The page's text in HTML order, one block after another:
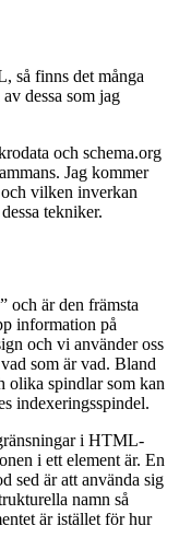
så finns det många
dessa som jag
och schema.org
Jag kommer
vilken inverkan
tekniker.
och är den främsta
information på
och vi använder oss
som är vad. Bland
olika spindlar som kan
indexeringsspindel.
i HTML-
i ett element är. En
sed är att använda sig
namn så
är istället för hur